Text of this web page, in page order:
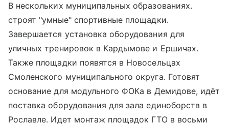
В нескольких муниципальных образованиях.
строят "умные" спортивные площадки.
Завершается установка оборудования для
уличных тренировок в Кардымове и Ершичах.
Также площадки появятся в Новосельцах
Смоленского муниципального округа. Готовят
основание для модульного ФОКа в Демидове, идёт
поставка оборудования для зала единоборств в
Рославле. Идет монтаж площадок ГТО в восьми